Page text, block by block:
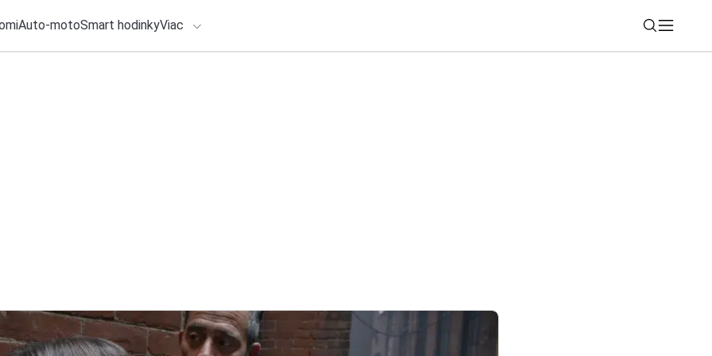
Auto-motoSmart hodinkyViac